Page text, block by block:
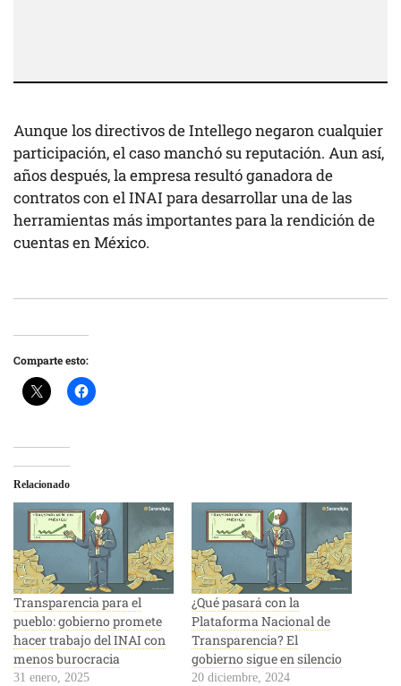
Aunque los directivos de Intellego negaron cualquier
participación, el caso manchó su reputación. Aun así,
años después, la empresa resultó ganadora de
contratos con el INAI para desarrollar una de las
herramientas más importantes para la rendición de
cuentas en México.
Comparte esto:
Relacionado
Transparencia para el
pueblo: gobierno promete
hacer trabajo del INAI con
menos burocracia
31 enero, 2025
¿Qué pasará con la
Plataforma Nacional de
Transparencia? El
gobierno sigue en silencio
20 diciembre, 2024